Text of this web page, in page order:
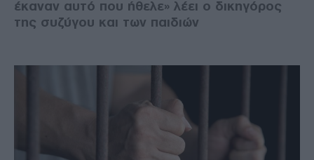
έκαναν αυτό που ήθελε» λέει ο δικηγόρος
της συζύγου και των παιδιών